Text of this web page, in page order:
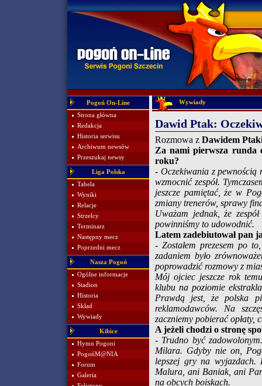
Pogoń On-Line
Strona główna
Redakcja
Historia serwisu
Archiwum newsów
Przeszukaj newsy
Liga Polska
Tabela
Wyniki
Relacje
Strzelcy
Terminarz
Następny mecz
Poprzedni mecz
Nasza Pogoń
Ogólne informacje
Stadion
Historia
Skład
Wywiady
Kibice
Hymn Pogoni
PogońM@NIA
Forum
Galeria
Wywiady
Dawid Ptak:
Rozmowa z Dawidem
Za nami pierwsza runda
roku?
- Oczekiwania z pewnością
wzmocnić zespół.
jeszcze pamiętać, że w
zmiany trenerów, sprawy
Uważam jednak, że
powinniśmy to udowodnić.
Latem zadebiutował pan
- Zostałem prezesem po
zadaniem było
poprowadzić rozmowy z
Mój ojciec jeszcze rok
klubu na poziomie
Prawdą jest, że polska
reklamodawców. Na
zaczniemy pobierać opłaty,
A jeżeli chodzi o stronę
- Trudno być
Milara. Gdyby nie on,
lepszej gry na
Malura, ani Baniak, ani
na obcych boiskach.